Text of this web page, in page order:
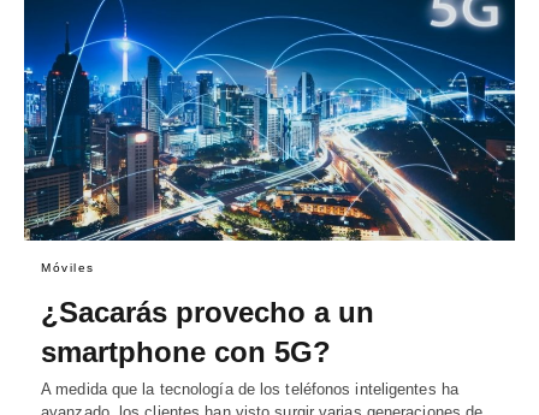
Móviles
¿Sacarás provecho a un
smartphone con 5G?
A medida que la tecnología de los teléfonos inteligentes ha